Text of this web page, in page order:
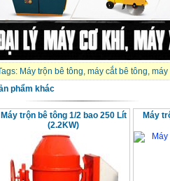
Máy trộn bê tông, máy cắt bê tông, máy
phẩm khác
Máy trộn bê tông 1/2 bao 250 Lít
(2.2KW)
Máy